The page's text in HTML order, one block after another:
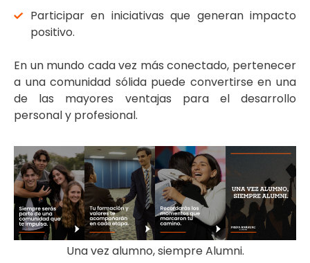
Participar en iniciativas que generan impacto
positivo.
En un mundo cada vez más conectado, pertenecer
a una comunidad sólida puede convertirse en una
de las mayores ventajas para el desarrollo
personal y profesional.
Una vez alumno, siempre Alumni.